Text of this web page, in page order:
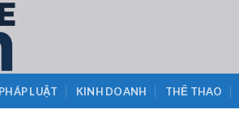
PHÁP LUẬT KINH DOANH THỂ THAO